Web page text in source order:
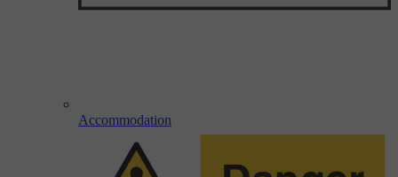
Accommodation